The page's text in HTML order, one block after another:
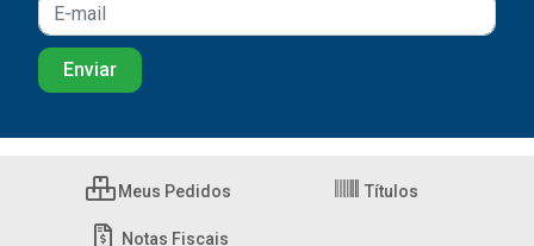
Meus Pedidos Títulos
Notas Fiscais